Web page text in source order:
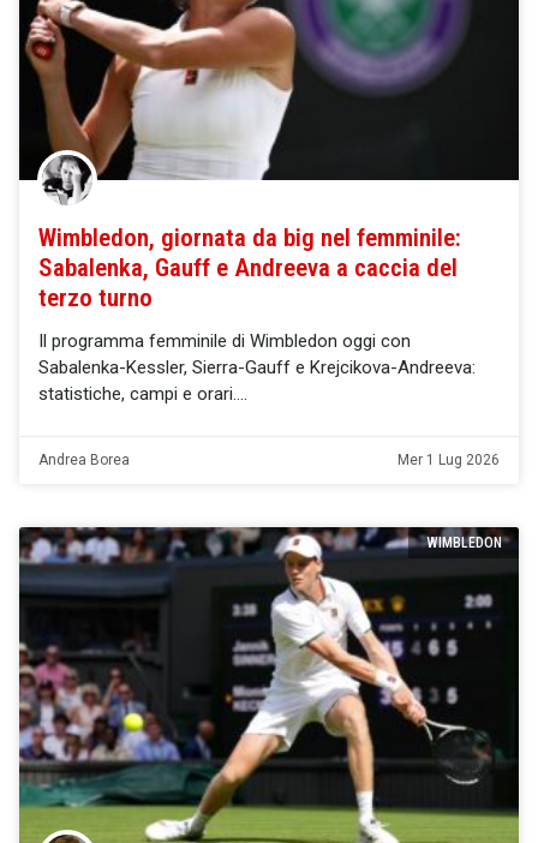
Wimbledon, giornata da big nel femminile:
Sabalenka, Gauff e Andreeva a caccia del
terzo turno
Il programma femminile di Wimbledon oggi con
Sabalenka-Kessler, Sierra-Gauff e Krejcikova-Andreeva:
statistiche, campi e orari.
Andrea Borea Mer 1 Lug 2026
WIMBLEDON